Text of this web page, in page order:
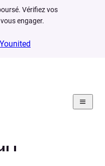
Vérifiez vos
engager.